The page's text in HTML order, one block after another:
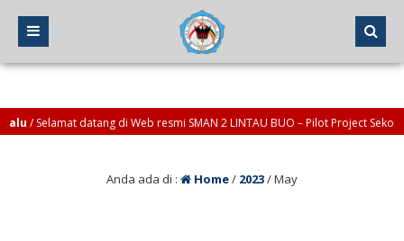
Selamat datang di Web resmi SMAN 2 LINTAU BUO – Pilot Project Sekolah
Anda ada di : Home/ 2023/May